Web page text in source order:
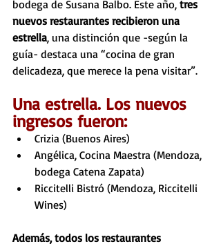
bodega de Susana Balbo. Este año, tres
nuevos restaurantes recibieron una
estrella, una distinción que -según la
guía- destaca una “cocina de gran
delicadeza, que merece la pena visitar”.
Una estrella. Los nuevos
ingresos fueron:
Crizia (Buenos Aires)
Angélica, Cocina Maestra (Mendoza,
bodega Catena Zapata)
Riccitelli Bistró (Mendoza, Riccitelli
Wines)
Además, todos los restaurantes